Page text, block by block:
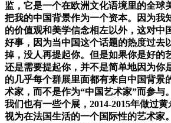
监，它是一个在欧洲文化语境里的全球
把我的中国背景作为一个资本。因为我
的价值观和美学信念相左以外，这对中
好事，因为当中国这个话题的热度过去
掉，没人再提起你。但是如果你是好的
还是需要提起你，并不是简单地因为你
的几乎每个群展里面都有来自中国背景
术家，而不是作为“中国艺术家”而参与
我们也有一些个展，2014-2015年做过
视为在法国生活的一个国际性的艺术家